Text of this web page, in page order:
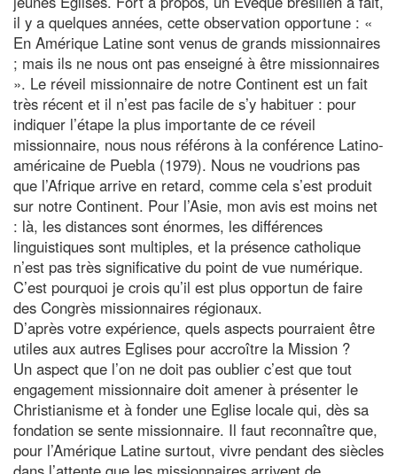
il y a quelques années, cette observation opportune : «
En Amérique Latine sont venus de grands missionnaires
; mais ils ne nous ont pas enseigné à être missionnaires
». Le réveil missionnaire de notre Continent est un fait
très récent et il n’est pas facile de s’y habituer : pour
indiquer l’étape la plus importante de ce réveil
missionnaire, nous nous référons à la conférence Latino-
américaine de Puebla (1979). Nous ne voudrions pas
que l’Afrique arrive en retard, comme cela s’est produit
sur notre Continent. Pour l’Asie, mon avis est moins net
: là, les distances sont énormes, les différences
linguistiques sont multiples, et la présence catholique
n’est pas très significative du point de vue numérique.
C’est pourquoi je crois qu’il est plus opportun de faire
des Congrès missionnaires régionaux.
D’après votre expérience, quels aspects pourraient être
utiles aux autres Eglises pour accroître la Mission ?
Un aspect que l’on ne doit pas oublier c’est que tout
engagement missionnaire doit amener à présenter le
Christianisme et à fonder une Eglise locale qui, dès sa
fondation se sente missionnaire. Il faut reconnaître que,
pour l’Amérique Latine surtout, vivre pendant des siècles